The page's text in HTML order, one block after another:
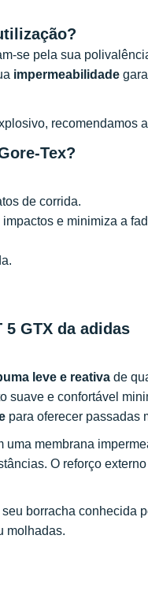
se pela sua
impermeabilidade
recomendamos
Tex?
de corrida.
e minimiza a
GTX da adidas
leve e reativa de
suave e confortável
para oferecer passadas
uma membrana
O reforço
borracha conhecida
molhadas.